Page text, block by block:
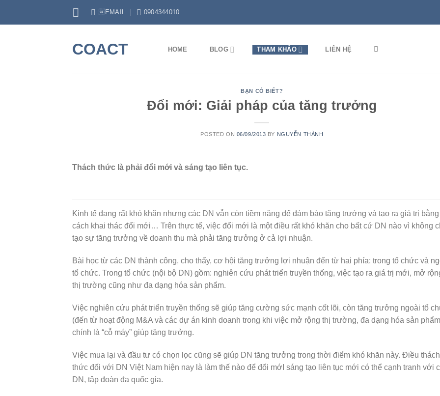
EMAIL 0904344010
COACT HOME BLOG THAM KHẢO LIÊN HỆ
BẠN CÓ BIẾT?
Đổi mới: Giải pháp của tăng trưởng
POSTED ON 06/09/2013 BY NGUYỄN THÀNH
Thách thức là phải đổi mới và sáng tạo liên tục.
Kinh tế đang rất khó khăn nhưng các DN vẫn còn tiềm năng để đảm bảo tăng trưởng và tạo ra giá trị bằng
cách khai thác đổi mới… Trên thực tế, việc đổi mới là một điều rất khó khăn cho bất cứ DN nào vì không
tạo sự tăng trưởng về doanh thu mà phải tăng trưởng ở cả lợi nhuận.
Bài học từ các DN thành công, cho thấy, cơ hội tăng trưởng lợi nhuận đến từ hai phía: trong tổ chức và
tổ chức. Trong tổ chức (nội bộ DN) gồm: nghiên cứu phát triển truyền thống, việc tạo ra giá trị mới, mở
thị trường cũng như đa dạng hóa sản phẩm.
Việc nghiên cứu phát triển truyền thống sẽ giúp tăng cường sức mạnh cốt lõi, còn tăng trưởng ngoài tổ
(đến từ hoạt động M&A và các dự án kinh doanh trong khi việc mở rộng thị trường, đa dạng hóa sản
chính là “cỗ máy” giúp tăng trưởng.
Việc mua lại và đầu tư có chọn lọc cũng sẽ giúp DN tăng trưởng trong thời điểm khó khăn này. Điều thách
thức đối với DN Việt Nam hiện nay là làm thế nào để đổi mớI sáng tạo liên tục mới có thể cạnh tranh với
DN, tập đoàn đa quốc gia.